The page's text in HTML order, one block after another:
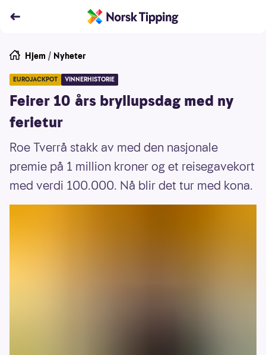
Hjem / Nyheter
EUROJACKPOT VINNERHISTORIE
Feirer 10 års bryllupsdag med ny
ferietur
Roe Tverrå stakk av med den nasjonale
premie på 1 million kroner og et reisegavekort
med verdi 100.000. Nå blir det tur med kona.